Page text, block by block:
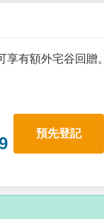
有額外宅谷回贈。
預先登記